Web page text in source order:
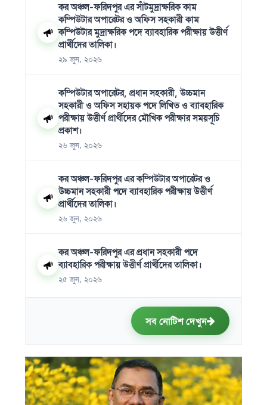
কর অঞ্চল-ফরিদপুর এর সাঁটমুদ্রাক্ষরিক কাম
কম্পিউটার অপারেটর ও অফিস সহকারী কাম
কম্পিউটার মুদ্রাক্ষরিক পদে ব্যাবহারিক পরীক্ষায় উত্তীর্ণ
প্রার্থীদের তালিকা।
২৯ জুন, ২০২৬
কম্পিউটার অপারেটর, প্রধান সহকারী, উচ্চমান
সহকারী ও অফিস সহায়ক পদে লিখিত ও ব্যাবহারিক
পরীক্ষায় উত্তীর্ণ প্রার্থীদের মৌখিক পরীক্ষার সময়সূচি
প্রকাশ।
২৬ জুন, ২০২৬
কর অঞ্চল-ফরিদপুর এর কম্পিউটার অপারেটর ও
উচ্চমান সহকারী পদে ব্যাবহারিক পরীক্ষায় উত্তীর্ণ
প্রার্থীদের তালিকা।
২৬ জুন, ২০২৬
কর অঞ্চল-ফরিদপুর এর প্রধান সহকারী পদে
ব্যাবহারিক পরীক্ষায় উত্তীর্ণ প্রার্থীদের তালিকা।
২৫ জুন, ২০২৬
সব নোটিশ দেখুন